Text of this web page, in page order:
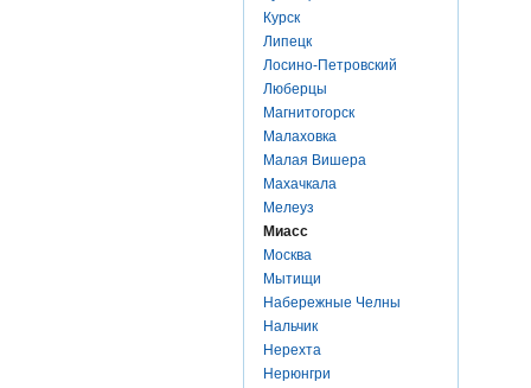
Курск
Липецк
Лосино-Петровский
Люберцы
Магнитогорск
Малаховка
Малая Вишера
Махачкала
Мелеуз
Миасс
Москва
Мытищи
Набережные Челны
Нальчик
Нерехта
Нерюнгри